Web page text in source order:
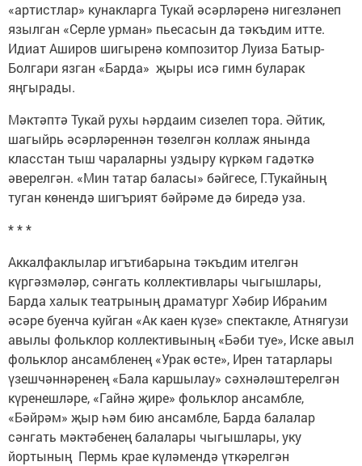
«артистлар» кунакларга Тукай әсәрләренә нигезләнеп
язылган «Серле урман» пьесасын да тәкъдим итте.
Идиат Аширов шигыренә композитор Луиза Батыр-
Болгари язган «Барда» җыры исә гимн буларак
яңгырады.
Мәктәптә Тукай рухы һәрдаим сизелеп тора. Әйтик,
шагыйрь әсәрләреннән төзелгән коллаж янында
класстан тыш чараларны уздыру күркәм гадәткә
әверелгән. «Мин татар баласы» бәйгесе, Г.Тукайның
туган көнендә шигърият бәйрәме дә биредә уза.
* * *
Аккалфаклылар игътибарына тәкъдим ителгән
күргәзмәләр, сәнгать коллективлары чыгышлары,
Барда халык театрының драматург Хәбир Ибраһим
әсәре буенча куйган «Ак каен күзе» спектакле, Атнягузи
авылы фольклор коллективының «Бәби туе», Иске авыл
фольклор ансамбленең «Урак өсте», Ирен татарлары
үзешчәннәренең «Бала каршылау» сәхнәләштерелгән
күренеш­ләре, «Гайнә җире» фольклор ансамбле,
«Бәйрәм» җыр һәм бию ансамбле, Барда балалар
сәнгать мәктәбенең балалары чыгышлары, уку
йортының Пермь крае күләмендә үткәрелгән